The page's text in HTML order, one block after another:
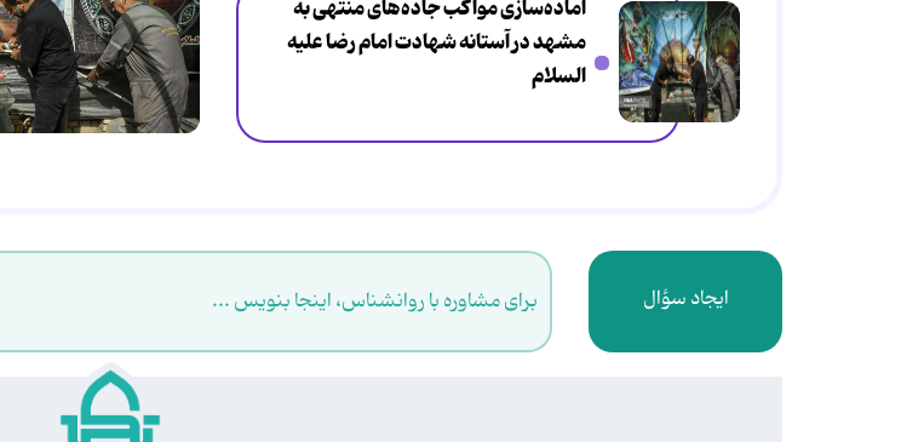
آماده‌سازی مواکب جاده‌های منتهی به
مشهد در آستانه شهادت امام رضا علیه
السلام
ایجاد سؤال برای مشاوره با روانشناس، اینجا بنویس ...
.